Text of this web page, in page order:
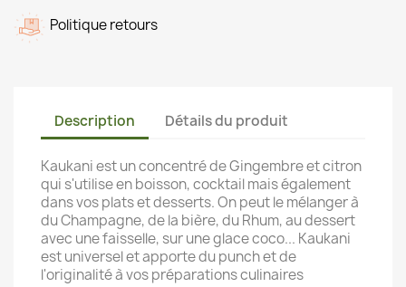
Politique retours
Description Détails du produit
Kaukani est un concentré de Gingembre et citron
qui s'utilise en boisson, cocktail mais également
dans vos plats et desserts. On peut le mélanger à
du Champagne, de la bière, du Rhum, au dessert
avec une faisselle, sur une glace coco... Kaukani
est universel et apporte du punch et de
l'originalité à vos préparations culinaires